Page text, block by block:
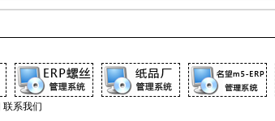
联系我们